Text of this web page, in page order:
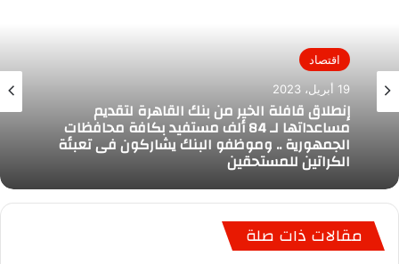
اقتصاد
19 أبريل، 2023
إنطلاق قافلة الخير من بنك القاهرة لتقديم
مساعداتها لـ 84 ألف مستفيد بكافة محافظات
الجمهورية .. وموظفو البنك يشاركون فى تعبئة
الكراتين للمستحقين
مقالات ذات صلة